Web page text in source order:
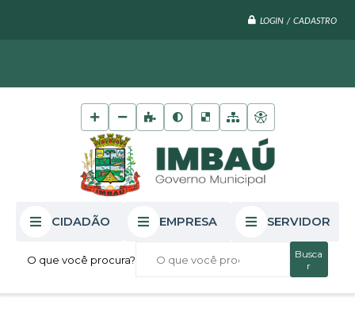
LOGIN / CADASTRO
O que você procura?
CIDADÃO EMPRESA SERVIDOR